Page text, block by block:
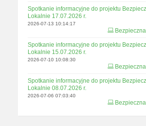
Spotkanie informacyjne do projektu
Lokalnie 17.07.2026 r.
2026-07-13 10:14:17
Spotkanie informacyjne do projektu
Lokalnie 15.07.2026 r.
2026-07-10 10:08:30
Spotkanie informacyjne do projektu
Lokalnie 08.07.2026 r.
2026-07-06 07:03:40